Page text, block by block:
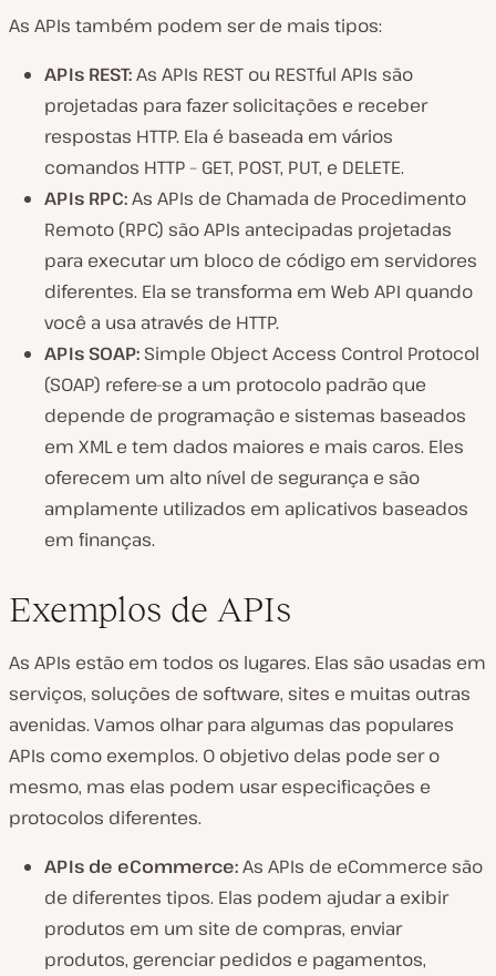
As APIs também podem ser de mais tipos:
APIs REST:As APIs REST ou RESTful APIs são
projetadas para fazer solicitações e receber
respostas HTTP. Ela é baseada em vários
comandos HTTP – GET, POST, PUT, e DELETE.
APIs RPC:As APIs de Chamada de Procedimento
Remoto (RPC) são APIs antecipadas projetadas
para executar um bloco de código em servidores
diferentes. Ela se transforma em Web API quando
você a usa através de HTTP.
APIs SOAP: Simple Object Access Control Protocol
(SOAP) refere-se a um protocolo padrão que
depende de programação e sistemas baseados
em XML e tem dados maiores e mais caros. Eles
oferecem um alto nível de segurança e são
amplamente utilizados em aplicativos baseados
em finanças.
Exemplos de APIs
As APIs estão em todos os lugares. Elas são usadas em
serviços, soluções de software, sites e muitas outras
avenidas. Vamos olhar para algumas das populares
APIs como exemplos. O objetivo delas pode ser o
mesmo, mas elas podem usar especificações e
protocolos diferentes.
APIs de eCommerce:As APIs de eCommerce são
de diferentes tipos. Elas podem ajudar a exibir
produtos em um site de compras, enviar
produtos, gerenciar pedidos e pagamentos,